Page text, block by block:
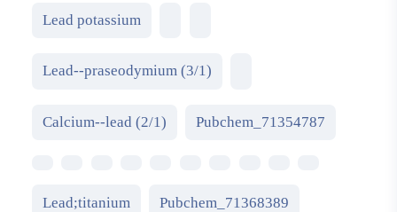
Lead potassium
Lead--praseodymium (3/1)
Calcium--lead (2/1) Pubchem_71354787
Lead;titanium Pubchem_71368389